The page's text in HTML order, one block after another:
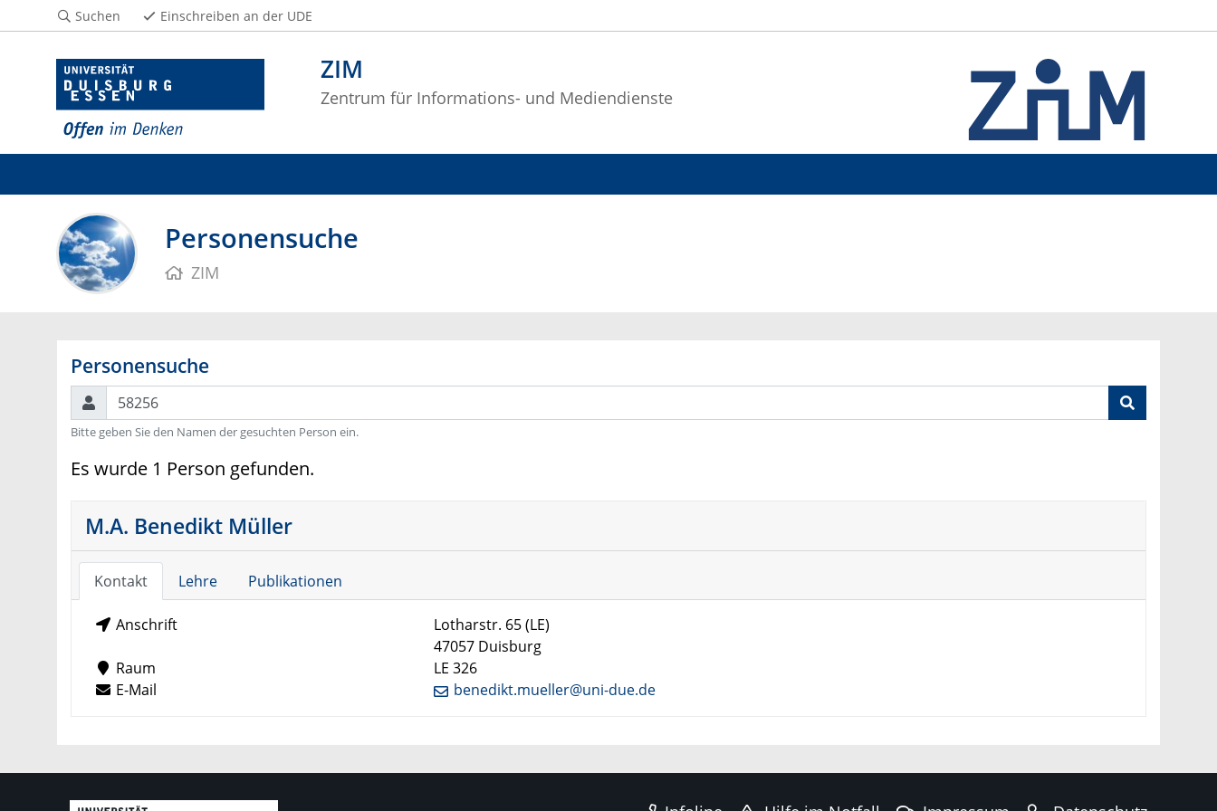
ZIM
Zentrum für Informations- und Mediendienste
Suchen Einschreiben an der UDE
Personensuche
ZIM
Personensuche
Suchen
Bitte geben Sie den Namen der gesuchten Person ein.
Es wurde 1 Person gefunden.
M.A. Benedikt Müller
Kontakt Lehre Publikationen
Anschrift
Lotharstr. 65 (LE)
47057 Duisburg
Raum
LE 326
E-Mail
benedikt.mueller@uni-due.de